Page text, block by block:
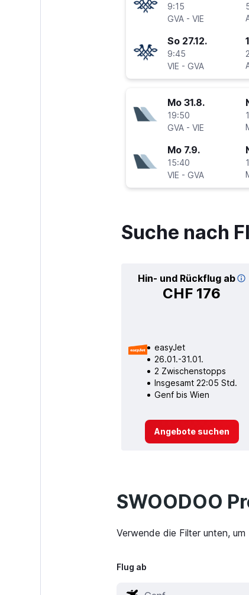
9:15
GVA - VIE
So 27.12.
9:45
VIE - GVA
Mo 31.8.
19:50
GVA - VIE
Mo 7.9.
15:40
VIE - GVA
Suche nach
Hin- und Rückflug ab
CHF 176
easyJet
26.01.-31.01.
2 Zwischenstopps
Insgesamt 22:05 Std.
Genf bis Wien
Angebote suchen
SWOODOO
Verwende die Filter unten,
Flug ab